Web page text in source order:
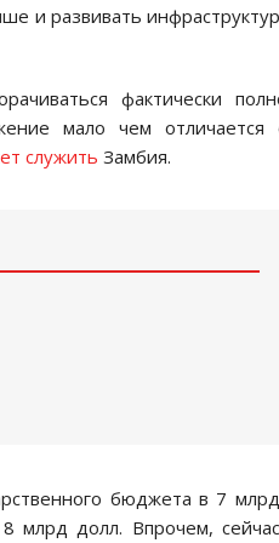
и развивать
фактически
мало чем отличается
служить Замбия.
бюджета в 7
млрд долл. Впрочем,